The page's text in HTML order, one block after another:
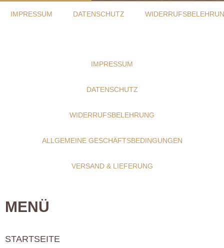
IMPRESSUM DATENSCHUTZ
IMPRESSUM
DATENSCHUTZ
WIDERRUFSBELEHRUNG
ALLGEMEINE GESCHÄFTSBEDINGUNGEN
VERSAND & LIEFERUNG
MENÜ
STARTSEITE